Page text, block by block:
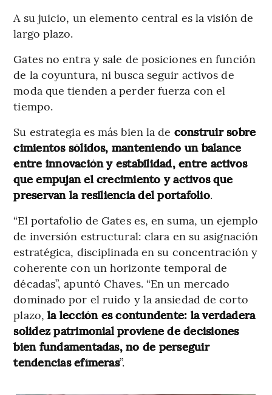
A su juicio, un elemento central es la visión de
largo plazo.
Gates no entra y sale de posiciones en función
de la coyuntura, ni busca seguir activos de
moda que tienden a perder fuerza con el
tiempo.
Su estrategia es más bien la de construir sobre
cimientos sólidos, manteniendo un balance
entre innovación y estabilidad, entre activos
que empujan el crecimiento y activos que
preservan la resiliencia del portafolio.
“El portafolio de Gates es, en suma, un ejemplo
de inversión estructural: clara en su asignación
estratégica, disciplinada en su concentración y
coherente con un horizonte temporal de
décadas”, apuntó Chaves. “En un mercado
dominado por el ruido y la ansiedad de corto
plazo,la lección es contundente: la verdadera
solidez patrimonial proviene de decisiones
bien fundamentadas, no de perseguir
tendencias efímeras”.